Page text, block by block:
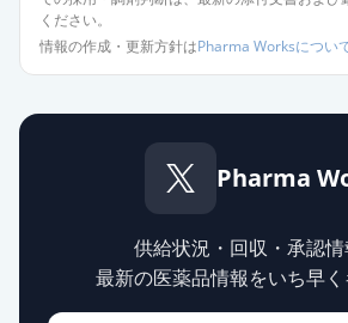
ください。
情報の作成・更新方針はPharma Worksについ
Pharma
供給状況・回収・承認
最新の医薬品情報をいち早く